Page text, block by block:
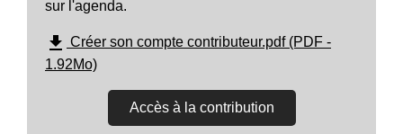
sur l'agenda.
file_download Créer son compte contributeur.pdf (PDF -
1.92Mo)
Accès à la contribution